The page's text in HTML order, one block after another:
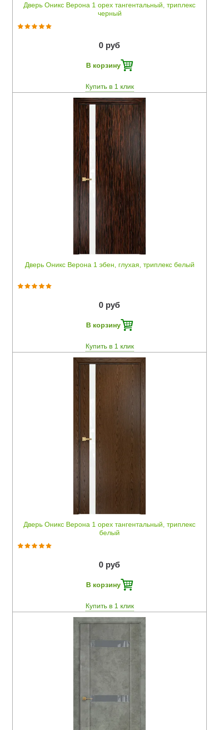
Дверь Оникс Верона 1 орех тангентальный, триплекс
черный
0 руб
В корзину
Купить в 1 клик
Дверь Оникс Верона 1 эбен, глухая, триплекс белый
Быстрый просмотр
0 руб
В корзину
Купить в 1 клик
Дверь Оникс Верона 1 орех тангентальный, триплекс
белый
Быстрый просмотр
0 руб
В корзину
Купить в 1 клик
Быстрый просмотр